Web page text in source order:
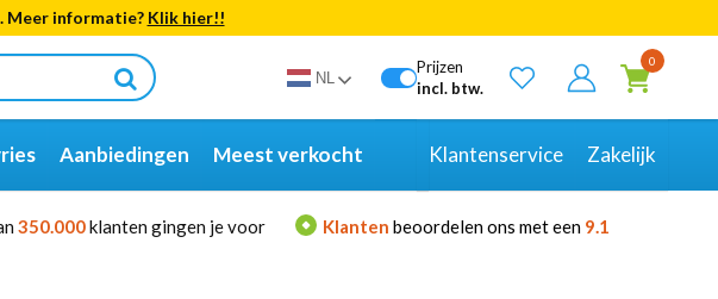
Meer informatie? Klik hier!!
NL
Prijzen
incl. btw.
0
Aanbiedingen Meest verkocht Klantenservice Zakelijk
350.000klanten gingen je voor Klanten beoordelen ons met een 9.1